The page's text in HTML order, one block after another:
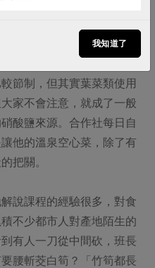
節制，但其實葉菜類使用
家不會注意，就成了一般
酸鹽來源。合作社每日自
他的溫泉空心菜，除了有
把關。
說課程的經驗很多，對食
不少都市人對產地陌生的
有人一刀從中間砍，班長
腰斬茭白筍？「竹筍都長
我知道了